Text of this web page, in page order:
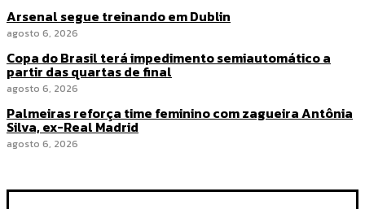
Arsenal segue treinando em Dublin
agosto 6, 2026
Copa do Brasil terá impedimento semiautomático a
partir das quartas de final
agosto 6, 2026
Palmeiras reforça time feminino com zagueira Antônia
Silva, ex-Real Madrid
agosto 6, 2026